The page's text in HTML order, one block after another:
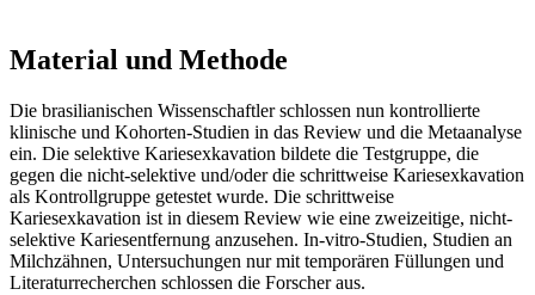
Material und Methode
Die brasilianischen Wissenschaftler schlossen nun kontrollierte
klinische und Kohorten-Studien in das Review und die Metaanalyse
ein. Die selektive Kariesexkavation bildete die Testgruppe, die
gegen die nicht-selektive und/oder die schrittweise Kariesexkavation
als Kontrollgruppe getestet wurde. Die schrittweise
Kariesexkavation ist in diesem Review wie eine zweizeitige, nicht-
selektive Kariesentfernung anzusehen. In-vitro-Studien, Studien an
Milchzähnen, Untersuchungen nur mit temporären Füllungen und
Literaturrecherchen schlossen die Forscher aus.